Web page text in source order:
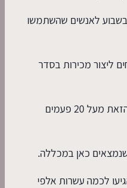
בשבוע לאנשים שהשתמשו
ליצור מכירות בסדר
אני אישית השתמשתי בטכניקה הזאת מעל 20 פעמים
שנמצאים כאן במכללה.
לכמה עשרות אלפי